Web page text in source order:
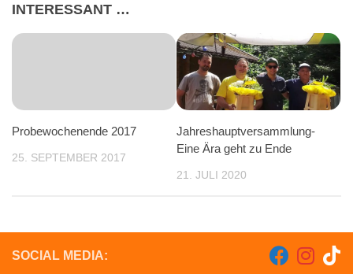
INTERESSANT …
Probewochenende 2017
25. SEPTEMBER 2017
Jahreshauptversammlung-
Eine Ära geht zu Ende
21. JULI 2020
SOCIAL MEDIA: